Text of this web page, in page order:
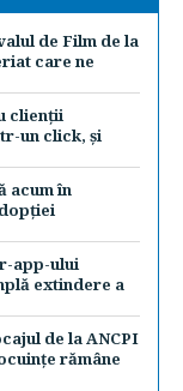
de Film de la
care ne
clienții
un click, și
acum în
app-ului
extindere a
de la ANCPI
rămâne